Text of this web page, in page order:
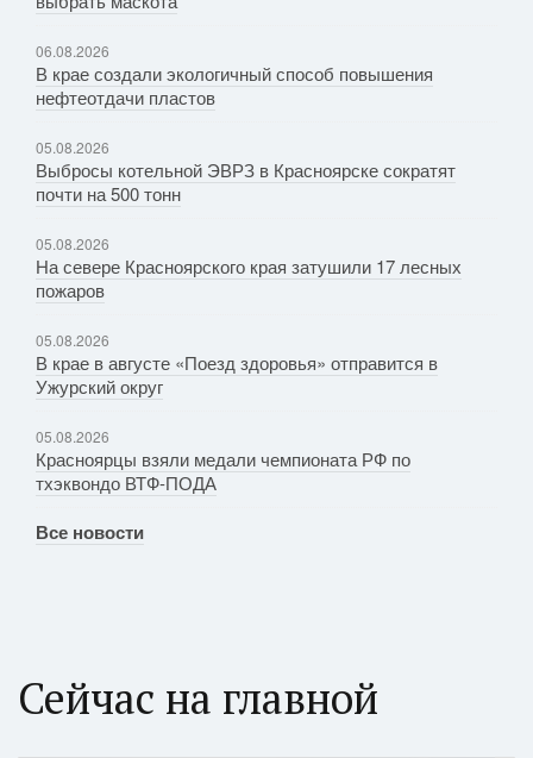
06.08.2026
В крае создали экологичный способ повышения
нефтеотдачи пластов
05.08.2026
Выбросы котельной ЭВРЗ в Красноярске сократят
почти на 500 тонн
05.08.2026
На севере Красноярского края затушили 17 лесных
пожаров
05.08.2026
В крае в августе «Поезд здоровья» отправится в
Ужурский округ
05.08.2026
Красноярцы взяли медали чемпионата РФ по
тхэквондо ВТФ-ПОДА
Все новости
Сейчас на главной